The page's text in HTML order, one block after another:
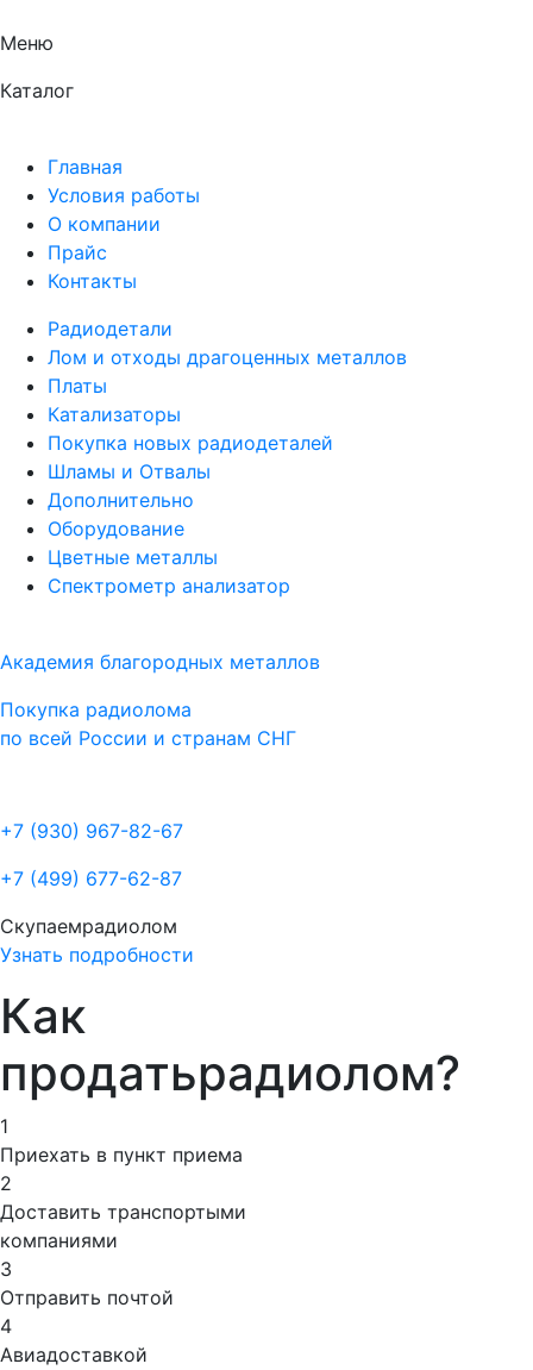
Меню
Каталог
Главная
Условия работы
О компании
Прайс
Контакты
Радиодетали
Лом и отходы драгоценных металлов
Платы
Катализаторы
Покупка новых радиодеталей
Шламы и Отвалы
Дополнительно
Оборудование
Цветные металлы
Спектрометр анализатор
Академия благородных металлов
Покупка радиолома
по всей России и странам СНГ
+7 (930) 967-82-67
+7 (499) 677-62-87
Скупаемрадиолом
Узнать подробности
Как
продатьрадиолом?
1
Приехать в пункт приема
2
Доставить транспортыми
компаниями
3
Отправить почтой
4
Авиадоставкой